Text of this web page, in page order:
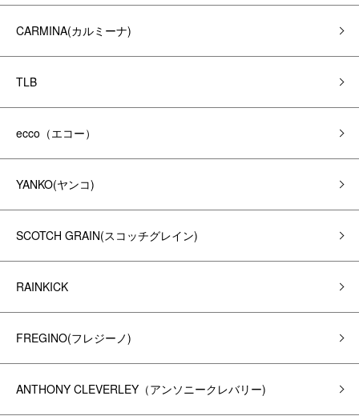
CARMINA(カルミーナ)
TLB
ecco（エコー）
YANKO(ヤンコ)
SCOTCH GRAIN(スコッチグレイン)
RAINKICK
FREGINO(フレジーノ)
ANTHONY CLEVERLEY（アンソニークレバリー)